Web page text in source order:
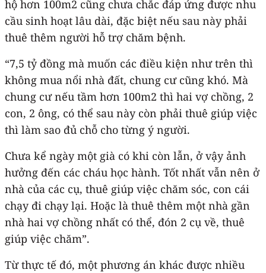
hộ hơn 100m2 cũng chưa chắc đáp ứng được nhu
cầu sinh hoạt lâu dài, đặc biệt nếu sau này phải
thuê thêm người hỗ trợ chăm bệnh.
“7,5 tỷ đồng mà muốn các điều kiện như trên thì
không mua nổi nhà đất, chung cư cũng khó. Mà
chung cư nếu tầm hơn 100m2 thì hai vợ chồng, 2
con, 2 ông, có thể sau này còn phải thuê giúp việc
thì làm sao đủ chỗ cho từng ý người.
Chưa kể ngày một già có khi còn lẫn, ở vậy ảnh
hưởng đến các cháu học hành. Tốt nhất vẫn nên ở
nhà của các cụ, thuê giúp việc chăm sóc, con cái
chạy đi chạy lại. Hoặc là thuê thêm một nhà gần
nhà hai vợ chồng nhất có thể, đón 2 cụ về, thuê
giúp việc chăm”.
Từ thực tế đó, một phương án khác được nhiều